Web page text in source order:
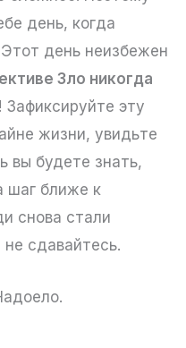
день, когда
день неизбежен
Зло никогда
Зафиксируйте эту
жизни, увидьте
вы будете знать,
шаг ближе к
снова стали
сдавайтесь.